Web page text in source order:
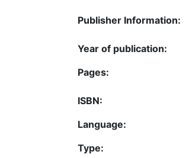
Publisher Information:
Year of publication:
Pages:
ISBN:
Language:
Type: